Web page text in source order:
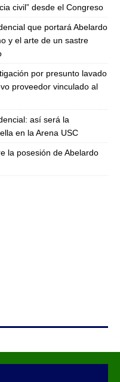
civil” desde el Congreso
que portará Abelardo
y el arte de un sastre
por presunto lavado
proveedor vinculado al
así será la
en la Arena USC
la posesión de Abelardo